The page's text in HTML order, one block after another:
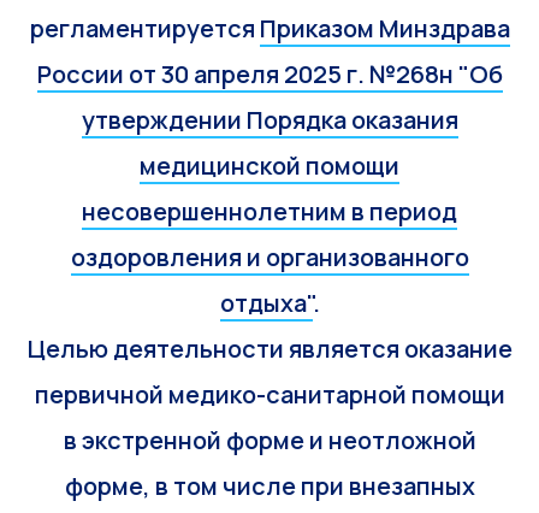
регламентируется Приказом Минздрава
России от 30 апреля 2025 г. №268н "Об
утверждении Порядка оказания
медицинской помощи
несовершеннолетним в период
оздоровления и организованного
отдыха".
Целью деятельности является оказание
первичной медико-санитарной помощи
в экстренной форме и неотложной
форме, в том числе при внезапных